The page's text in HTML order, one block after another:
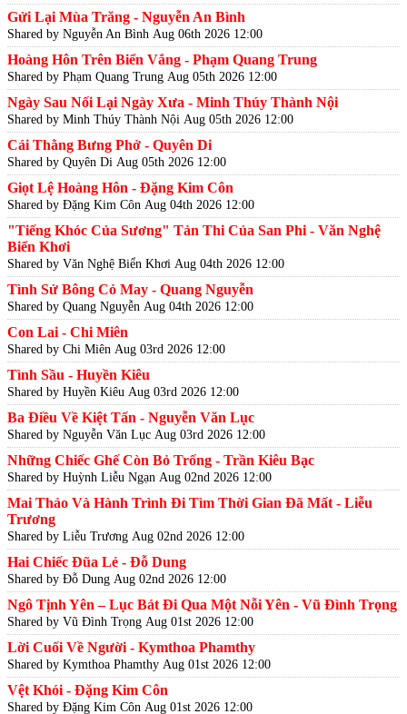
Gửi Lại Mùa Trăng - Nguyễn An Bình
Shared by Nguyễn An Bình Aug 06th 2026 12:00
Hoàng Hôn Trên Biển Vắng - Phạm Quang Trung
Shared by Phạm Quang Trung Aug 05th 2026 12:00
Ngày Sau Nối Lại Ngày Xưa - Minh Thúy Thành Nội
Shared by Minh Thúy Thành Nội Aug 05th 2026 12:00
Cái Thằng Bưng Phở - Quyên Di
Shared by Quyên Di Aug 05th 2026 12:00
Giọt Lệ Hoàng Hôn - Đặng Kim Côn
Shared by Đặng Kim Côn Aug 04th 2026 12:00
"Tiếng Khóc Của Sương" Tản Thi Của San Phi - Văn Nghệ
Biển Khơi
Shared by Văn Nghệ Biển Khơi Aug 04th 2026 12:00
Tình Sử Bông Cỏ May - Quang Nguyễn
Shared by Quang Nguyễn Aug 04th 2026 12:00
Con Lai - Chi Miên
Shared by Chi Miên Aug 03rd 2026 12:00
Tình Sầu - Huyền Kiêu
Shared by Huyền Kiêu Aug 03rd 2026 12:00
Ba Điều Về Kiệt Tấn - Nguyễn Văn Lục
Shared by Nguyễn Văn Lục Aug 03rd 2026 12:00
Những Chiếc Ghế Còn Bỏ Trống - Trần Kiêu Bạc
Shared by Huỳnh Liễu Ngạn Aug 02nd 2026 12:00
Mai Thảo Và Hành Trình Đi Tìm Thời Gian Đã Mất - Liễu
Trương
Shared by Liễu Trương Aug 02nd 2026 12:00
Hai Chiếc Đũa Lẻ - Đỗ Dung
Shared by Đỗ Dung Aug 02nd 2026 12:00
Ngô Tịnh Yên – Lục Bát Đi Qua Một Nỗi Yên - Vũ Đình Trọng
Shared by Vũ Đình Trọng Aug 01st 2026 12:00
Lời Cuối Về Người - Kymthoa Phamthy
Shared by Kymthoa Phamthy Aug 01st 2026 12:00
Vệt Khói - Đặng Kim Côn
Shared by Đặng Kim Côn Aug 01st 2026 12:00